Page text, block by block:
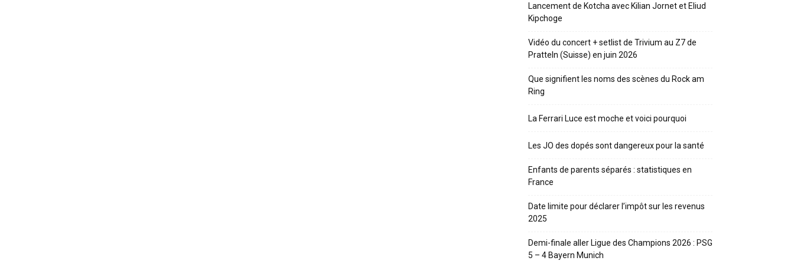
Lancement de Kotcha avec Kilian Jornet et Eliud
Kipchoge
Vidéo du concert + setlist de Trivium au Z7 de
Pratteln (Suisse) en juin 2026
Que signifient les noms des scènes du Rock am
Ring
La Ferrari Luce est moche et voici pourquoi
Les JO des dopés sont dangereux pour la santé
Enfants de parents séparés : statistiques en
France
Date limite pour déclarer l’impôt sur les revenus
2025
Demi-finale aller Ligue des Champions 2026 : PSG
5 – 4 Bayern Munich